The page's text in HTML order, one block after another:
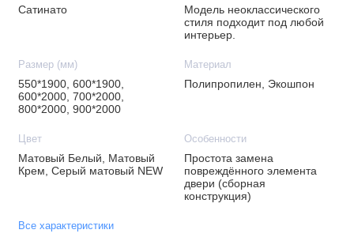
Сатинато
Модель неоклассического
стиля подходит под любой
интерьер.
Размер (мм)
550*1900, 600*1900,
600*2000, 700*2000,
800*2000, 900*2000
Материал
Полипропилен, Экошпон
Цвет
Матовый Белый, Матовый
Крем, Серый матовый NEW
Особенности
Простота замена
повреждённого элемента
двери (сборная
конструкция)
Все характеристики